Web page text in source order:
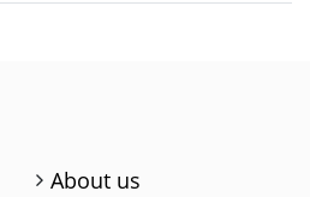
About us